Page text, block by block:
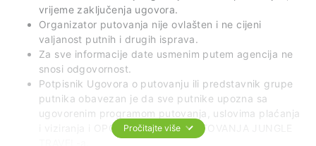
vrijeme zaključenja ugovora.
Organizator putovanja nije ovlašten i ne cijeni
valjanost putnih i drugih isprava.
Za sve informacije date usmenim putem agencija ne
snosi odgovornost.
Potpisnik Ugovora o putovanju ili predstavnik grupe
putnika obavezan je da sve putnike upozna sa
ugovorenim programom putovanja, uslovima plaćanja
i viziranja i OPĆIM USLOVIMA PUTOVANJA JUNGLE
Pročitajte više